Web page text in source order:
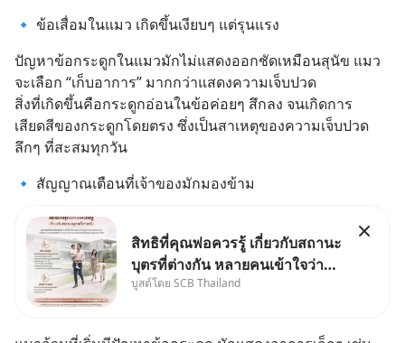
🔹 ข้อเสื่อมในแมว เกิดขึ้นเงียบๆ แต่รุนแรง
ปัญหาข้อกระดูกในแมวมักไม่แสดงออกชัดเหมือนสุนัข แมว
จะเลือก “เก็บอาการ” มากกว่าแสดงความเจ็บปวด
สิ่งที่เกิดขึ้นคือกระดูกอ่อนในข้อค่อยๆ สึกลง จนเกิดการ
เสียดสีของกระดูกโดยตรง ซึ่งเป็นสาเหตุของความเจ็บปวด
ลึกๆ ที่สะสมทุกวัน
🔹 สัญญาณเตือนที่เจ้าของมักมองข้าม
สิทธิที่คุณพ่อควรรู้ เกี่ยวกับสถานะ
บุตรที่ต่างกัน หลายคนเข้าใจว่า
"เมื่อเป็นลูกของพ่อและแม่ ก็ย่อม
บูสต์โดย SCB Thailand